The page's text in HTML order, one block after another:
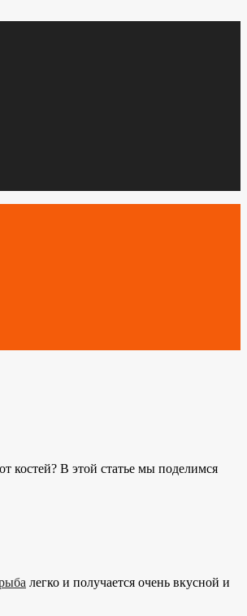
костей? В этой статье мы поделимся
легко и получается очень вкусной и